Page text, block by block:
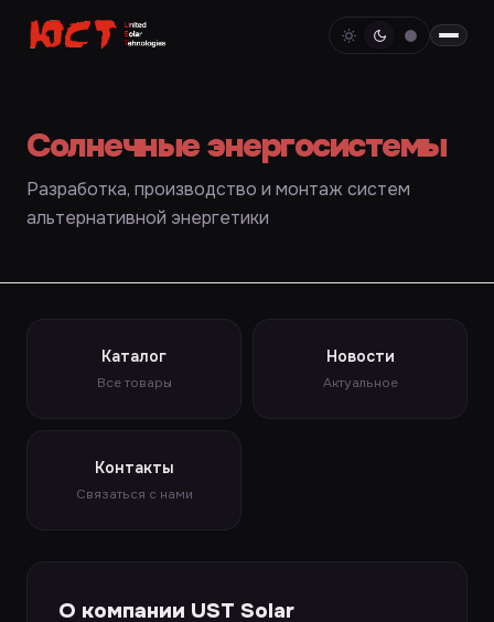
Солнечные энергосистемы
Разработка, производство и монтаж систем
альтернативной энергетики
Каталог
Все товары
Новости
Актуальное
Контакты
Связаться с нами
О компании UST Solar